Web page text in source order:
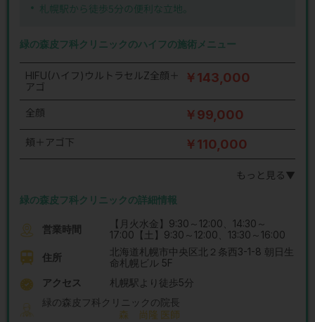
札幌駅から徒歩5分の便利な立地。
緑の森皮フ科クリニックのハイフの施術メニュー
HIFU(ハイフ)ウルトラセルZ全顔＋
アゴ
￥143,000
全顔 ￥99,000
頬＋アゴ下 ￥110,000
もっと見る▼
緑の森皮フ科クリニックの詳細情報
営業時間
【月火水金】9:30～12:00、14:30～
17:00【土】9:30～12:00、13:30～16:00
住所
北海道札幌市中央区北２条西3-1-8 朝日生
命札幌ビル 5F
アクセス
札幌駅より徒歩5分
緑の森皮フ科クリニックの院長
森 尚隆 医師